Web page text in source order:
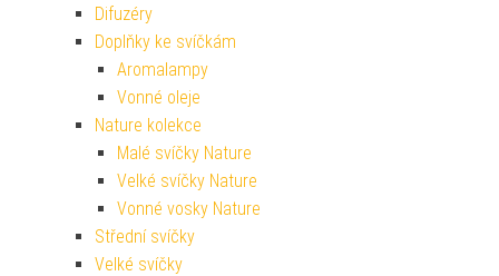
Difuzéry
Doplňky ke svíčkám
Aromalampy
Vonné oleje
Nature kolekce
Malé svíčky Nature
Velké svíčky Nature
Vonné vosky Nature
Střední svíčky
Velké svíčky